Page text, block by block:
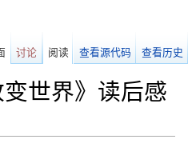
变世界》读后感
讨论 阅读 查看源代码 查看历史